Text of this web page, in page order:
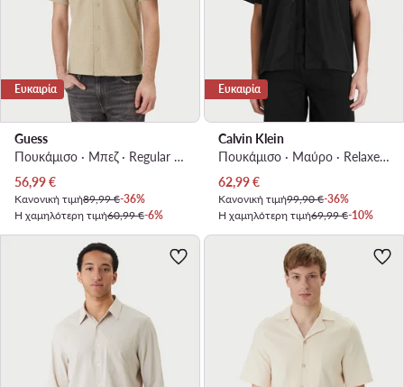
Ευκαιρία
Guess
Πουκάμισο · Μπεζ · Regular Fit
Τρέχουσα τιμή
56,99€
Κανονική τιμή89,99 €-36%
Η χαμηλότερη τιμή60,99 €-6%
Ευκαιρία
Calvin Klein
Πουκάμισο · Μαύρο · Relaxed Fit
Τρέχουσα τιμή
62,99€
Κανονική τιμή99,90 €-36%
Η χαμηλότερη τιμή69,99 €-10%